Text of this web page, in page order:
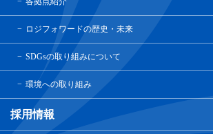
ロジフォワードの歴史・未来
SDGsの取り組みについて
環境への取り組み
採用情報